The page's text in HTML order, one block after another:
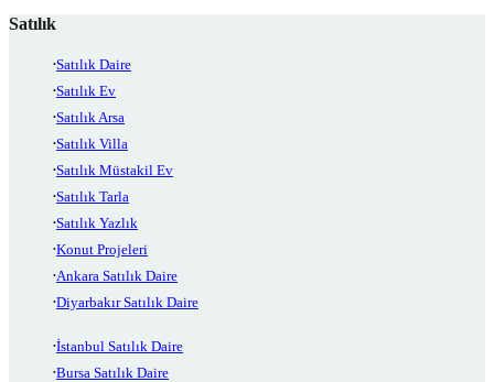
Satılık
Satılık Daire
Satılık Ev
Satılık Arsa
Satılık Villa
Satılık Müstakil Ev
Satılık Tarla
Satılık Yazlık
Konut Projeleri
Ankara Satılık Daire
Diyarbakır Satılık Daire
İstanbul Satılık Daire
Bursa Satılık Daire